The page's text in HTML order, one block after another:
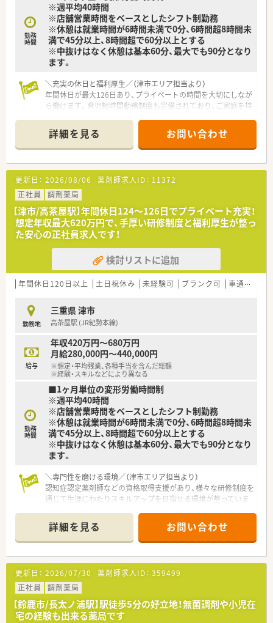
勤務
時間
※週平均40時間
※店舗営業時間をベースとしたシフト制勤務
※休憩は就業時間が6時間未満で0分、6時間超8時間未
満で45分以上、8時間超で60分以上とする
※中抜けはなく休憩は基本60分、最大でも90分となり
ます。
＼充実の休日と福利厚生／（津市エリア担当より）
年間休日が最大126日あり、プライベートの時間を大切にしなが
ら働けます。育児短時間勤務制度も完備されており、ご家庭を持
【店舗情報と応需状況について】
■最寄り駅である白塚駅から徒歩14分の場所に位置しており、
お車での通勤も大変便利な立地となっています。
■応需科目として内科や外科胃腸科、リハビリテーション科の処
方箋を扱っており、複数科目の経験を積めます。
■処方箋の応需枚数や勤務する薬剤師の人数といった店舗の詳
細な状況につきましては、別途ご確認が必要です。
【勤務実態について】
■週平均40時間勤務のシフト制となっており、中抜けなしで基
本60分から最大90分の休憩が取得できます。
■年間の休日数が124日から126日と非常に多く、完全週休2日
制に加えて祝日や夏期冬期休暇があります。
■店舗の平均残業時間は月10時間程度となっており、仕事とプ
【職場環境と雰囲気】
■20代から30代の若手薬剤師が多く活躍しており、活気があり
ながらも落ち着いた職場環境が整っています。
■社内には朴訥とした真面目で優しい薬剤師が多く在籍してお
り、困ったときにも相談しやすい雰囲気です。
■薬局単位での食事会を開催する職場懇親会制度があり、店舗内
のスタッフ同士の親睦を深めることができます。
詳細を見る お問い合わせ
更新日： 2026/08/06 薬剤師求人ID： 11372
正社員
調剤薬局
【津市/高茶屋駅】年間休日124〜126日でプライベート充実！
想定年収最大620万円で、手厚い研修制度と福利厚生が整っ
た安心の正社員求人です！
検討リストに追加
年間休日120日以上 土日祝休み 未経験可 ブランク可 車通勤可
勤務地
三重県 津市
高茶屋駅 (JR紀勢本線)
給与
年収420万円～680万円
月給280,000円～440,000円
※想定・平均残業、各種手当を含んだ総額
※経験・スキルなどにより異なる
勤務
時間
■1ヶ月単位の変形労働時間制
※週平均40時間
※店舗営業時間をベースとしたシフト制勤務
※休憩は就業時間が6時間未満で0分、6時間超8時間未
満で45分以上、8時間超で60分以上とする
※中抜けはなく休憩は基本60分、最大でも90分となり
ます。
＼専門性を磨ける環境／（津市エリア担当より）
認知症認定薬剤師などの資格取得支援があり、様々な研修制度を
通じて生涯にわたりスキルアップを目指せる環境が整っていま
【店舗情報と応需状況について】
■最寄り駅である高茶屋駅から徒歩15分の場所に位置してお
り、通勤にはマイカーを利用することも可能な調剤薬局です。
■主な応需科目として精神科と心療内科を扱っており、れんげの
里診療所や三重県立こころの医療センターの処方に対応しま
す。
■現在の詳細な処方箋応需枚数や勤務する薬剤師の人数につい
ては、ご応募いただいた際にお問い合わせ先へご確認ください。
詳細を見る お問い合わせ
更新日： 2026/07/30 薬剤師求人ID： 359499
正社員
調剤薬局
【鈴鹿市/長太ノ浦駅】駅徒歩5分の好立地！無菌調剤や小児在
宅の経験も出来る薬局です